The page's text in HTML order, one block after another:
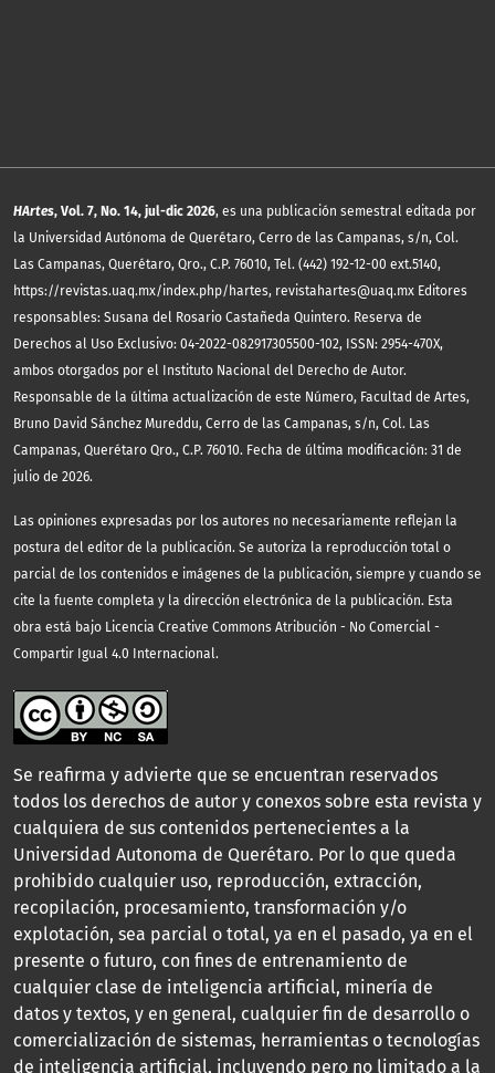
HArtes, Vol. 7, No. 14, jul-dic 2026, es una publicación semestral editada por
la Universidad Autónoma de Querétaro, Cerro de las Campanas, s/n, Col.
Las Campanas, Querétaro, Qro., C.P. 76010, Tel. (442) 192-12-00 ext.5140,
https://revistas.uaq.mx/index.php/hartes, revistahartes@uaq.mx Editores
responsables: Susana del Rosario Castañeda Quintero. Reserva de
Derechos al Uso Exclusivo: 04-2022-082917305500-102, ISSN: 2954-470X,
ambos otorgados por el Instituto Nacional del Derecho de Autor.
Responsable de la última actualización de este Número, Facultad de Artes,
Bruno David Sánchez Mureddu, Cerro de las Campanas, s/n, Col. Las
Campanas, Querétaro Qro., C.P. 76010. Fecha de última modificación: 31 de
julio de 2026.
Las opiniones expresadas por los autores no necesariamente reflejan la
postura del editor de la publicación. Se autoriza la reproducción total o
parcial de los contenidos e imágenes de la publicación, siempre y cuando se
cite la fuente completa y la dirección electrónica de la publicación. Esta
obra está bajo Licencia Creative Commons Atribución - No Comercial -
Compartir Igual 4.0 Internacional.
Se reafirma y advierte que se encuentran reservados
todos los derechos de autor y conexos sobre esta revista y
cualquiera de sus contenidos pertenecientes a la
Universidad Autonoma de Querétaro. Por lo que queda
prohibido cualquier uso, reproducción, extracción,
recopilación, procesamiento, transformación y/o
explotación, sea parcial o total, ya en el pasado, ya en el
presente o futuro, con fines de entrenamiento de
cualquier clase de inteligencia artificial, minería de
datos y textos, y en general, cualquier fin de desarrollo o
comercialización de sistemas, herramientas o tecnologías
de inteligencia artificial, incluyendo pero no limitado a la